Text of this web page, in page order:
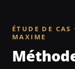
ÉTUDE DE
MAXIME